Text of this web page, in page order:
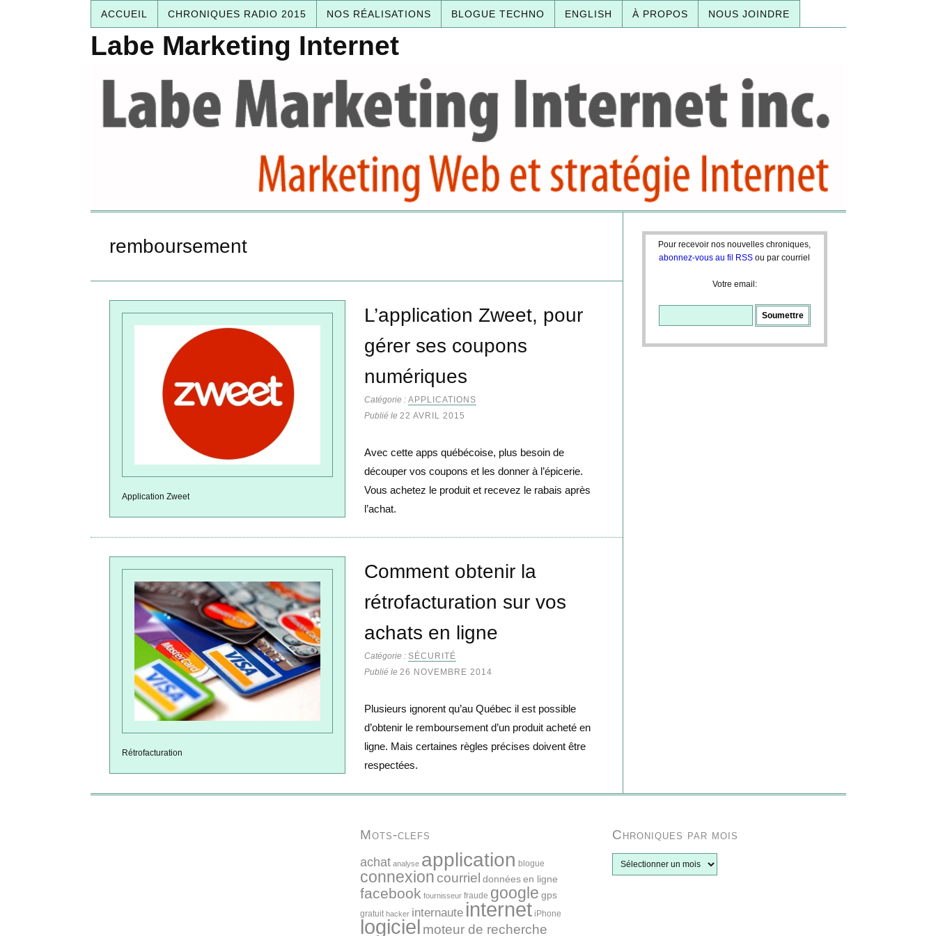
ACCUEIL CHRONIQUES RADIO 2015 NOS RÉALISATIONS BLOGUE TECHNO ENGLISH À PROPOS NOUS JOINDRE
Labe Marketing Internet
remboursement
Application Zweet
L’application Zweet, pour
gérer ses coupons
numériques
Catégorie : APPLICATIONS
Publié le 22 AVRIL 2015
Avec cette apps québécoise, plus besoin de
découper vos coupons et les donner à l’épicerie.
Vous achetez le produit et recevez le rabais après
l’achat.
Rétrofacturation
Comment obtenir la
rétrofacturation sur vos
achats en ligne
Catégorie : SÉCURITÉ
Publié le 26 NOVEMBRE 2014
Plusieurs ignorent qu’au Québec il est possible
d’obtenir le remboursement d’un produit acheté en
ligne. Mais certaines règles précises doivent être
respectées.
Pour recevoir nos nouvelles chroniques,
abonnez-vous au fil RSS ou par courriel
Votre email:
Mots-clefs
achat analyse application blogue
connexioncourriel donnéesen ligne
facebook fournisseur fraude google gps
gratuit hacker internaute internet iPhone
logiciel moteur de recherche
Chroniques par mois